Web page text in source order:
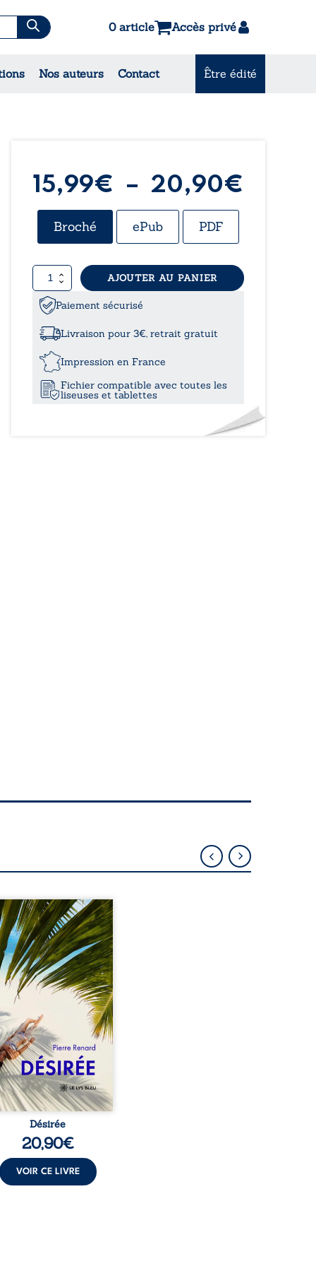
0 article Accès privé
Nos auteurs Contact Être édité
& Contes
15,99€ – 20,90€
Broché ePub PDF
quantité
de
Les
tribulations
d’Amédée
AJOUTER AU PANIER
Paiement sécurisé
Livraison pour 3€, retrait gratuit
Impression en France
Fichier compatible avec toutes les
liseuses et tablettes
Pierre, jeune retraité,
qu’il est devenu une
femme métissée de
ans. À peine a-t-il
à apprivoiser ce
corps qu’Ange surgit
sa vie et fait vaciller
ses certitudes. Entre
est immédiate,
jusqu’à ce qu’un
familial fasse planer
: et s’ils étaient
demi-frère et ...
Désirée
20,90€
VOIR CE LIVRE